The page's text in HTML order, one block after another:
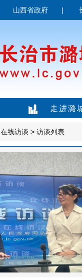
山西省政府 |
走进潞
在线访谈 > 访谈列表